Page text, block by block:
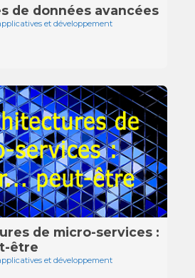
de données avancées
et développement
de micro-services :
être
et développement